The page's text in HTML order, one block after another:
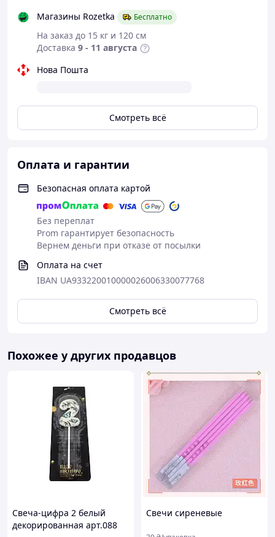
Магазины Rozetka
Бесплатно
На заказ до 15 кг и 120 см
Доставка 9 - 11 августа
Нова Пошта
Смотреть всё
Оплата и гарантии
Безопасная оплата картой
Без переплат
Prom гарантирует безопасность
Вернем деньги при отказе от посылки
Оплата на счет
IBAN UA933220010000026006330077768
Смотреть всё
Похожее у других продавцов
Свеча-цифра 2 белый
декорированная арт.088
Свечи сиреневые